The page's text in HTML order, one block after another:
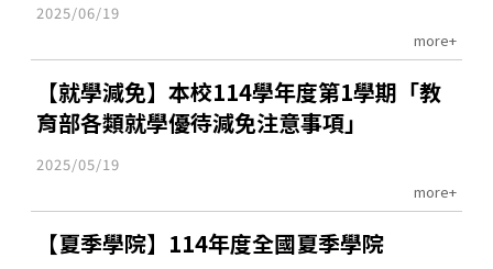
2025/06/19
more+
【就學減免】本校114學年度第1學期「教
育部各類就學優待減免注意事項」
2025/05/19
more+
【夏季學院】114年度全國夏季學院